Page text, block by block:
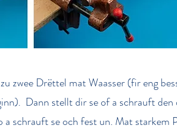
zwee Drëttel mat Waasser (fir eng
Dann stellt dir se of a schrauft den
schrauft se och fest un. Mat starkem